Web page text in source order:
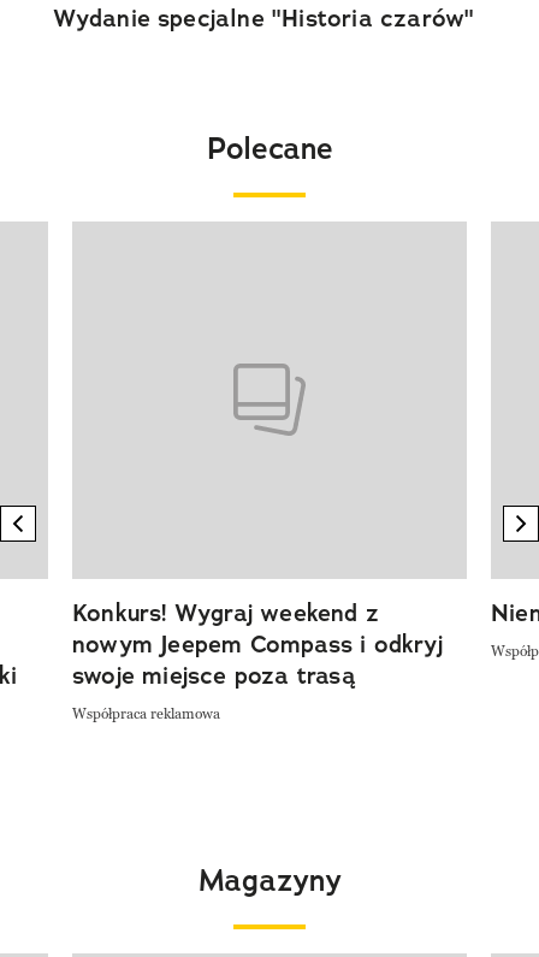
Wydanie specjalne "Historia czarów"
Polecane
previous element
Konkurs! Wygraj weekend z
nowym Jeepem Compass i odkryj
swoje miejsce poza trasą
Współpraca reklamowa
Magazyny